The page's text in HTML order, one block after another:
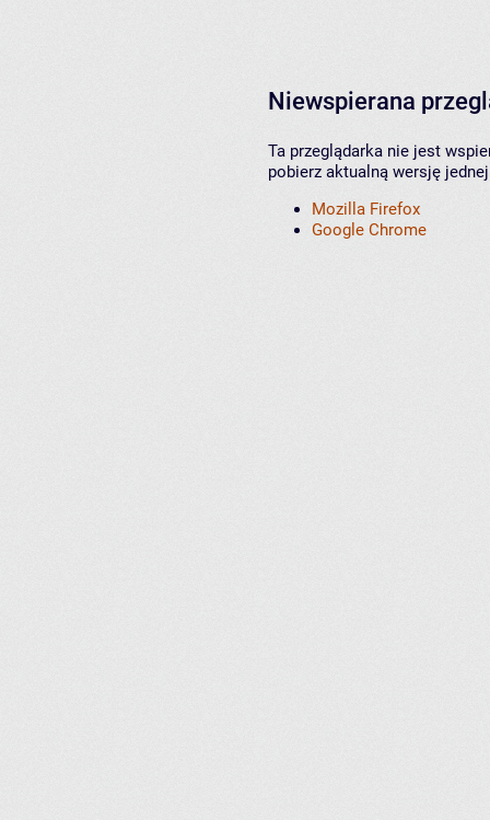
Niewspierana
Ta przeglądarka nie jest
pobierz aktualną wersję
Mozilla Firefox
Google Chrome